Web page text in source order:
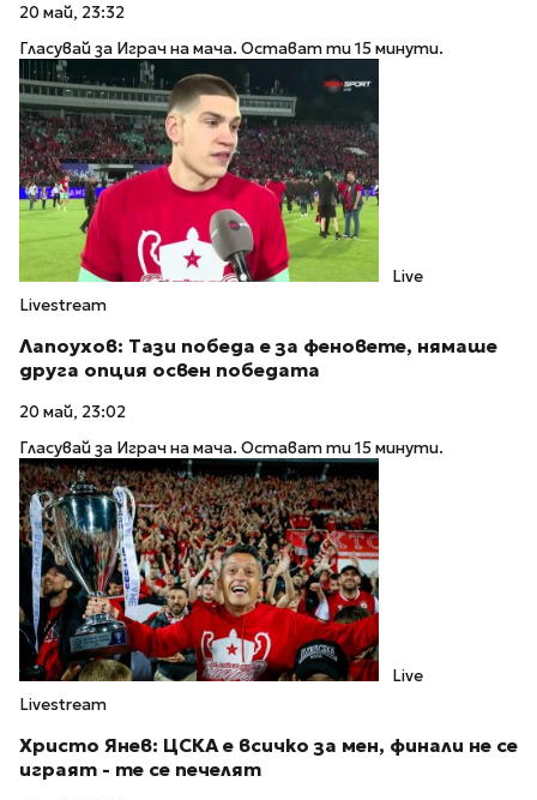
20 май, 23:32
Гласувай за Играч на мача. Остават ти 15 минути.
Live
Livestream
Лапоухов: Тази победа е за феновете, нямаше
друга опция освен победата
20 май, 23:02
Гласувай за Играч на мача. Остават ти 15 минути.
Live
Livestream
Христо Янев: ЦСКА е всичко за мен, финали не се
играят - те се печелят